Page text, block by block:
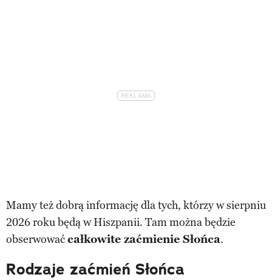
Mamy też dobrą informację dla tych, którzy w sierpniu
2026 roku będą w Hiszpanii. Tam można będzie
obserwowaćcałkowite zaćmienie Słońca.
Rodzaje zaćmień Słońca